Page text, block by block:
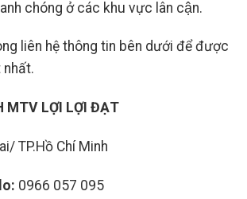
chóng ở các khu vực lân cận.
liên hệ thông tin bên dưới để được
nhất.
MTV LỢI LỢI ĐẠT
TP.Hồ Chí Minh
0966 057 095